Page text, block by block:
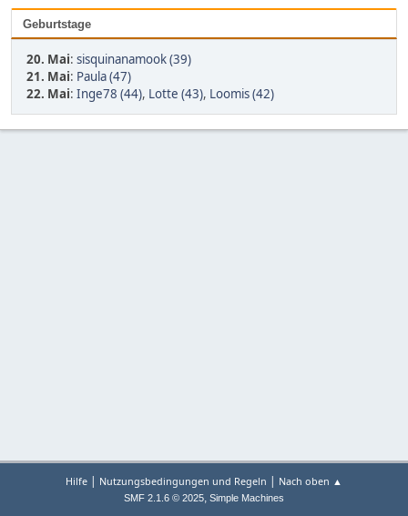
Geburtstage
20. Mai: sisquinanamook (39)
21. Mai: Paula (47)
22. Mai: Inge78 (44), Lotte (43), Loomis (42)
Hilfe | Nutzungsbedingungen und Regeln | Nach oben ▲
SMF 2.1.6 © 2025, Simple Machines